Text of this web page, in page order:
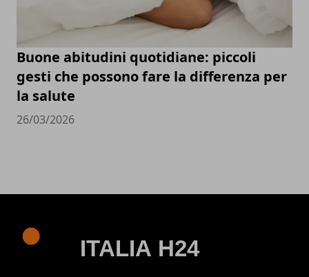
Buone abitudini quotidiane: piccoli
gesti che possono fare la differenza per
la salute
26/03/2026